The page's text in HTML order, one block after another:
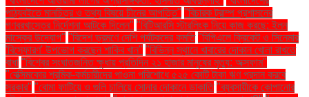
পাঠ্যবইতে মানচিত্র ও তথ্য বিষয়ে চীনের আপত্তি" "বিচারক ট্রাম্প প্রশাসনের
গণবরখাস্তের নির্দেশনা আটকে দিলেন" "বিটিআরসি স্টারলিংক নিয়ে কাজ করছে: ইলন
মাস্কের উদ্যোগ" "বিদেশ ভ্রমণে দেশি পর্যটকদের কমতি "বিপিএলে ক্রিকেট ও সিনেমার
'বিস্ফোরণ' উপভোগ করছেন শাকিব খান" "বিভিন্ন স্থানে খাবারের দোকান খোলা রাখতে
বাধা "বিশ্বের সংঘাতজনিত ক্ষুধায় প্রতিদিন ২১ হাজার মানুষের মৃত্যু: অক্সফাম"
"বেক্সিমকোর শ্রমিক-কর্মচারীদের পাওনা পরিশোধে ৫২৫ কোটি টাকা ঋণ প্রদান করবে
সরকার" "বোমা ফাটিয়ে ও গুলি চালিয়ে সোনার দোকানে ডাকাতি "ব্যবসায়ীকে কোপানোর